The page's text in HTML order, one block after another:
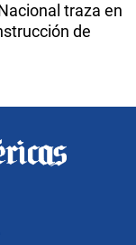
traza en
de